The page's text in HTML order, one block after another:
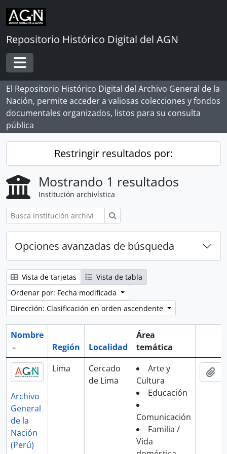
Skip to main content
Repositorio Histórico Digital del AGN
Toggle navigation
El Repositorio Histórico Digital del Archivo General de la
Nación, permite acceder a valiosas colecciones y fondos
documentales organizados, listos para su consulta
pública
Restringir resultados por:
Mostrando 1 resultados
Institución archivística
Opciones avanzadas de búsqueda
Vista de tarjetas
Vista de tabla
Ordenar por: Fecha modificada
Dirección: Clasificación en orden ascendente
Nombre
Región
Localidad
Área
temática
Archivo
General
de la
Nación
(Perú)
Lima
Cercado
de Lima
Arte y
Cultura
Educación
Comunicación
Familia /
Vida